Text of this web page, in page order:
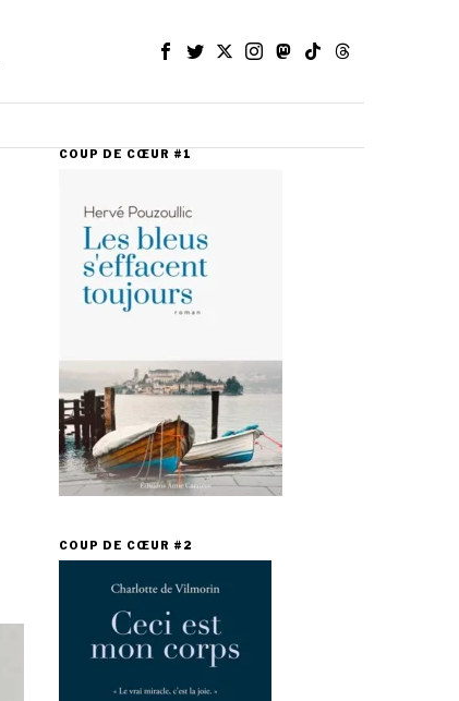
COUP DE CŒUR #1
COUP DE CŒUR #2